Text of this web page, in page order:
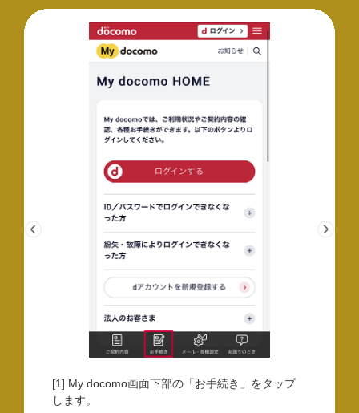
[1] My docomo画面下部の「お手続き」をタップ
します。